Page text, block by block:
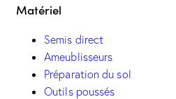
Matériel
Semis direct
Ameublisseurs
Préparation du sol
Outils poussés